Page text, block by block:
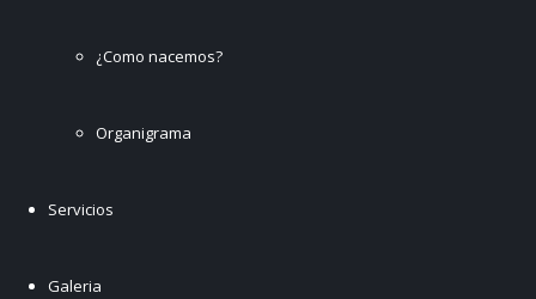
¿Como nacemos?
Organigrama
Servicios
Galeria